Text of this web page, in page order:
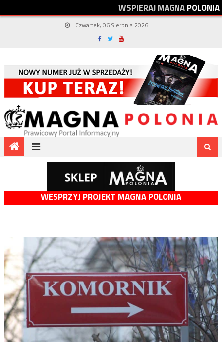
WSPIERAJMAGNAPOLONIA
Czwartek, 06 Sierpnia 2026
WESPRZYJ PROJEKT MAGNA POLONIA